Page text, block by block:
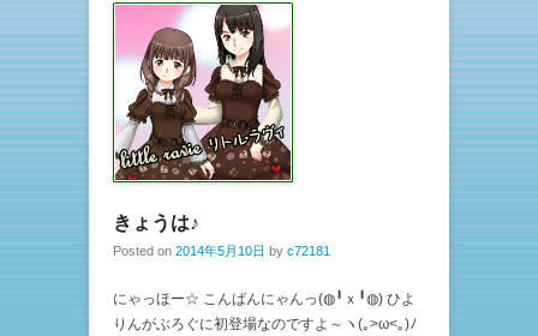
きょうは♪
Posted on 2014年5月10日 by c72181
にゃっほー☆ こんばんにゃんっ(◍╹ｘ╹◍) ひよ
りんがぶろぐに初登場なのですよ～ヽ(｡>ω<｡)ﾉ